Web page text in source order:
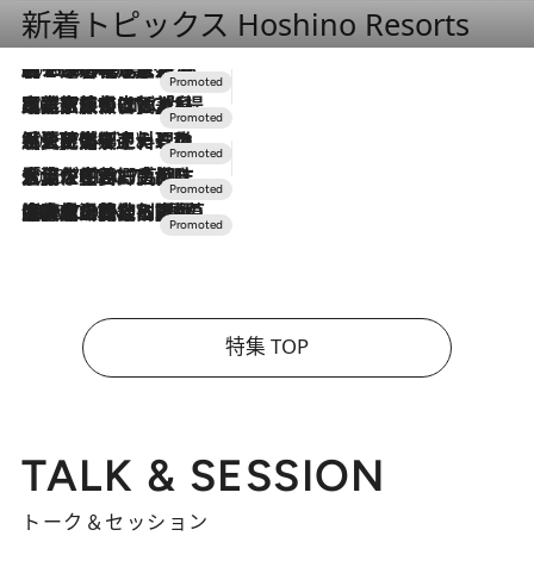
新着トピックス Hoshino Resorts
2026.8.7
【トンボの足水浴】ヒノキの香りに包まれて涼感マックス！約13℃の湧水かけ流しを避暑地「星野温泉 トンボの湯」で体験
2026.7.31
【ホテル帰省】という選択肢をOMOが提案。家族とほどよい距離を保つには「昼は実家、夜は気兼ねなくホテルで！」
2026.7.24
【夏限定ディナーコース】旬を迎える稚鮎や花ズッキーニなどをイタリア・トスカーナの郷土料理の手法で満喫！
2026.7.17
「土佐和ハーブかき氷」がOMO7高知に登場！生姜、山椒、大葉など目にも舌にも涼を呼ぶ郷土の味
2026.7.10
NEW OPEN！【界 草津】名湯の地に誕生。趣の異なる2種の温泉と上州ならではの会席・蕎麦割烹など美食を味わう究極の癒やし旅
特集 TOP
TALK & SESSION
トーク＆セッション